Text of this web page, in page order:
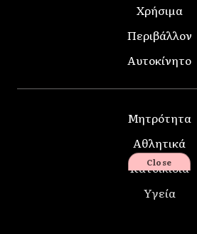
Χρήσιμα
Περιβάλλον
Αυτοκίνητο
Μητρότητα
Αθλητικά
Κατοικίδια
Υγεία
Close